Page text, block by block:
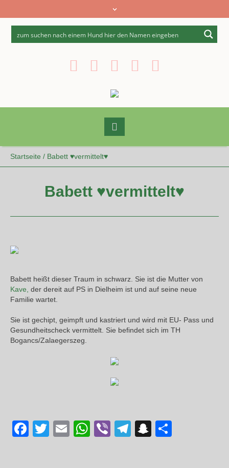
Startseite / Babett ♥vermittelt♥
Babett ♥vermittelt♥
Babett heißt dieser Traum in schwarz. Sie ist die Mutter von
Kave, der dereit auf PS in Dielheim ist und auf seine neue
Familie wartet.
Sie ist gechipt, geimpft und kastriert und wird mit EU- Pass und
Gesundheitscheck vermittelt. Sie befindet sich im TH
Bogancs/Zalaegerszeg.
Facebook
Twitter
EmailWhatsApp
ViberTelegram
Snapchat